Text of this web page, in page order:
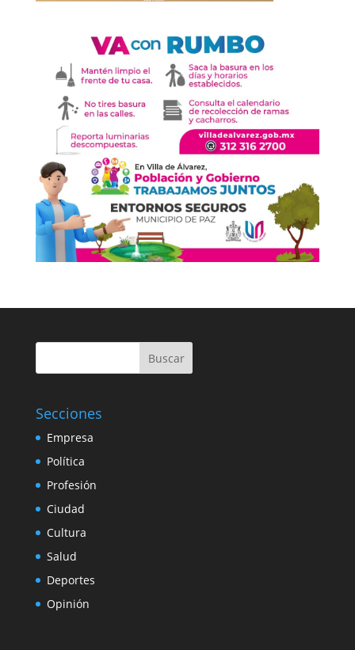
Buscar
Secciones
Empresa
Política
Profesión
Ciudad
Cultura
Salud
Deportes
Opinión